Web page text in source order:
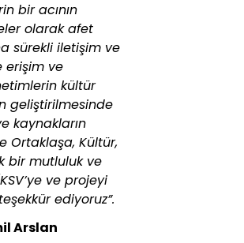
bir acının
olarak afet
sürekli iletişim ve
erişim ve
kültür
geliştirilmesinde
kaynakların
Ortaklaşa, Kültür,
bir mutluluk ve
ve projeyi
ediyoruz”.
Arslan